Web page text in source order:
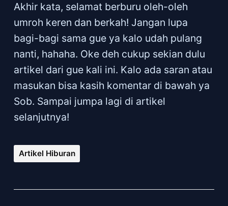
Akhir kata, selamat berburu oleh-oleh
umroh keren dan berkah! Jangan lupa
bagi-bagi sama gue ya kalo udah pulang
nanti, hahaha. Oke deh cukup sekian dulu
artikel dari gue kali ini. Kalo ada saran atau
masukan bisa kasih komentar di bawah ya
Sob. Sampai jumpa lagi di artikel
selanjutnya!
Artikel Hiburan